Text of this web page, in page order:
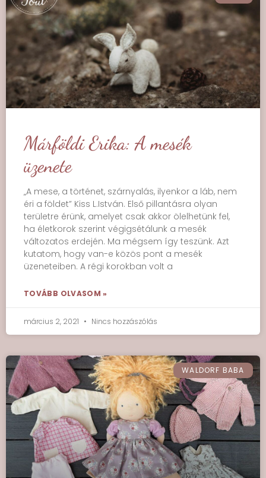
Márföldi Erika: A mesék
üzenete
„A mese, a történet, szárnyalás, ilyenkor a láb, nem
éri a földet” Kiss L.István. Első pillantásra olyan
területre érünk, amelyet csak akkor ölelhetünk fel,
ha életkorok szerint végigsétálunk a mesék
változatos erdején. Ma mégsem így teszünk. Azt
kutatom, hogy van-e közös pont a mesék
üzeneteiben. A régi korokban volt a
TOVÁBB OLVASOM »
március 2, 2021 Nincs hozzászólás
WALDORF BABA